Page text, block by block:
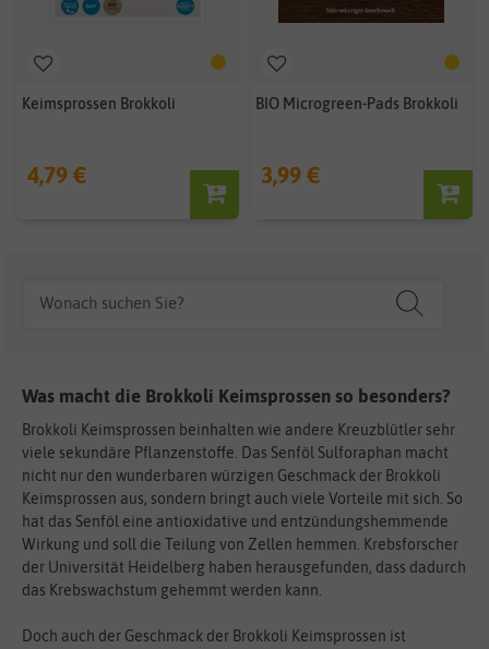
Keimsprossen Brokkoli
4,79 €
BIO Microgreen-Pads Brokkoli
3,99 €
Was macht die Brokkoli Keimsprossen so besonders?
Brokkoli Keimsprossen beinhalten wie andere Kreuzblütler sehr
viele sekundäre Pflanzenstoffe. Das Senföl Sulforaphan macht
nicht nur den wunderbaren würzigen Geschmack der Brokkoli
Keimsprossen aus, sondern bringt auch viele Vorteile mit sich. So
hat das Senföl eine antioxidative und entzündungshemmende
Wirkung und soll die Teilung von Zellen hemmen. Krebsforscher
der Universität Heidelberg haben herausgefunden, dass dadurch
das Krebswachstum gehemmt werden kann.
Doch auch der Geschmack der Brokkoli Keimsprossen ist